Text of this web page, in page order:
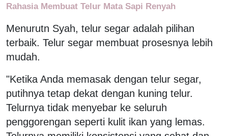
Rahasia Membuat Telur Mata Sapi Renyah
Menurutn Syah, telur segar adalah pilihan
terbaik. Telur segar membuat prosesnya lebih
mudah.
"Ketika Anda memasak dengan telur segar,
putihnya tetap dekat dengan kuning telur.
Telurnya tidak menyebar ke seluruh
penggorengan seperti kulit ikan yang lemas.